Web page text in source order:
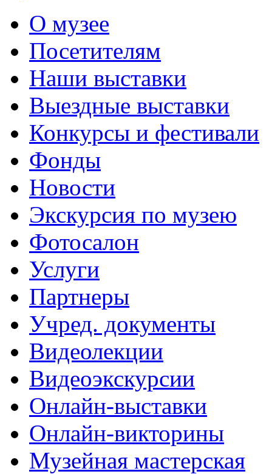
О музее
Посетителям
Наши выставки
Выездные выставки
Конкурсы и фестивали
Фонды
Новости
Экскурсия по музею
Фотосалон
Услуги
Партнеры
Учред. документы
Видеолекции
Видеоэкскурсии
Онлайн-выставки
Онлайн-викторины
Музейная мастерская